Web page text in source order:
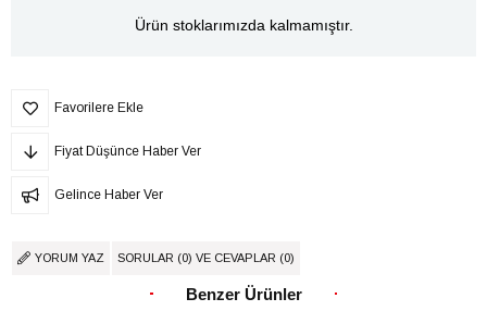
Ürün stoklarımızda kalmamıştır.
Favorilere Ekle
Fiyat Düşünce Haber Ver
Gelince Haber Ver
YORUM YAZ SORULAR (0) VE CEVAPLAR (0)
Benzer Ürünler